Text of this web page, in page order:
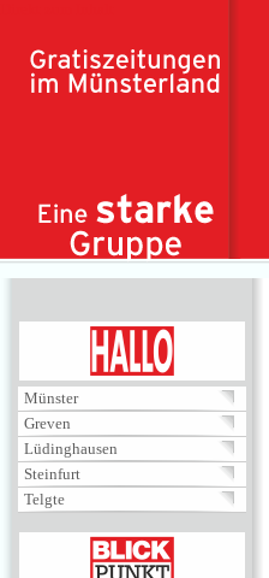
Münster
Greven
Lüdinghausen
Steinfurt
Telgte
BLICKPUNKT